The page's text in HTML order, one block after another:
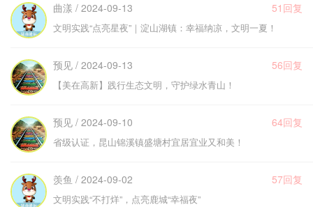
曲漾 / 2024-09-13 51回复
文明实践“点亮星夜”｜淀山湖镇：幸福纳凉，文明一夏！
预见 / 2024-09-13 56回复
【美在高新】践行生态文明，守护绿水青山！
预见 / 2024-09-10 64回复
省级认证，昆山锦溪镇盛塘村宜居宜业又和美！
羡鱼 / 2024-09-02 57回复
文明实践“不打烊”，点亮鹿城“幸福夜”